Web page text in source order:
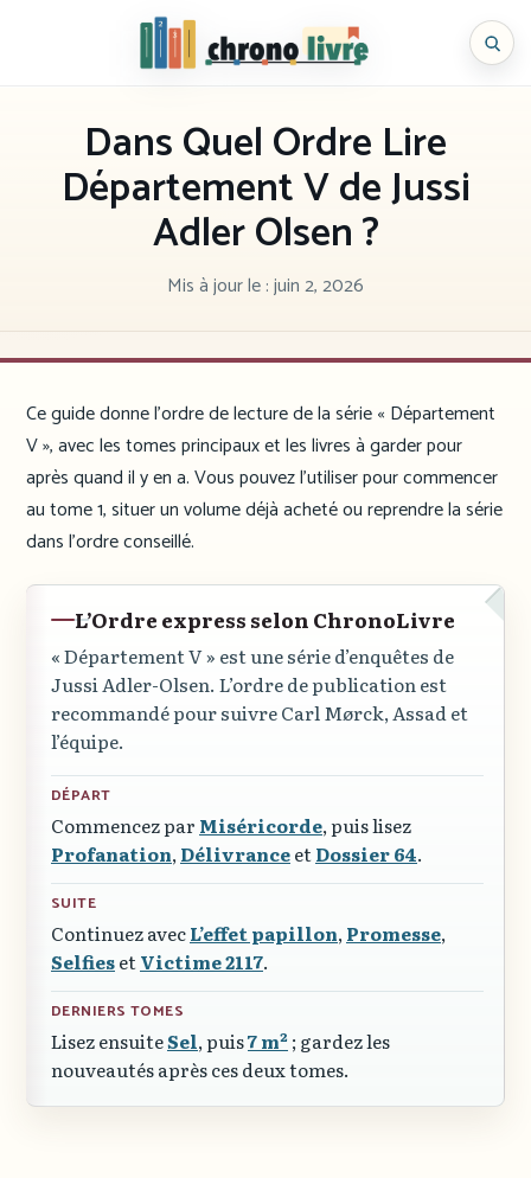
Chronolivre
Dans Quel Ordre Lire
Département V de Jussi
Adler Olsen ?
Mis à jour le :juin 2, 2026
Ce guide donne l’ordre de lecture de la série « Département
V », avec les tomes principaux et les livres à garder pour
après quand il y en a. Vous pouvez l’utiliser pour commencer
au tome 1, situer un volume déjà acheté ou reprendre la série
dans l’ordre conseillé.
L’Ordre express selon ChronoLivre
« Département V » est une série d’enquêtes de
Jussi Adler-Olsen. L’ordre de publication est
recommandé pour suivre Carl Mørck, Assad et
l’équipe.
DÉPART
Commencez par Miséricorde, puis lisez
Profanation,DélivranceetDossier 64.
SUITE
Continuez avecL’effet papillon,Promesse,
SelfiesetVictime 2117.
DERNIERS TOMES
Lisez ensuiteSel, puis7 m²; gardez les
nouveautés après ces deux tomes.